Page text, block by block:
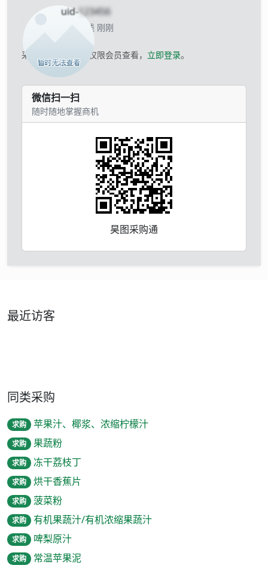
uid-123456
当前离线 刚刚
采购商的联系方式仅限会员查看， 立即登录。
微信扫一扫
随时随地掌握商机
昊图采购通
最近访客
同类采购
求购 苹果汁、椰浆、浓缩柠檬汁
求购 果蔬粉
求购 冻干荔枝丁
求购 烘干香蕉片
求购 菠菜粉
求购 有机果蔬汁/有机浓缩果蔬汁
求购 啤梨原汁
求购 常温苹果泥